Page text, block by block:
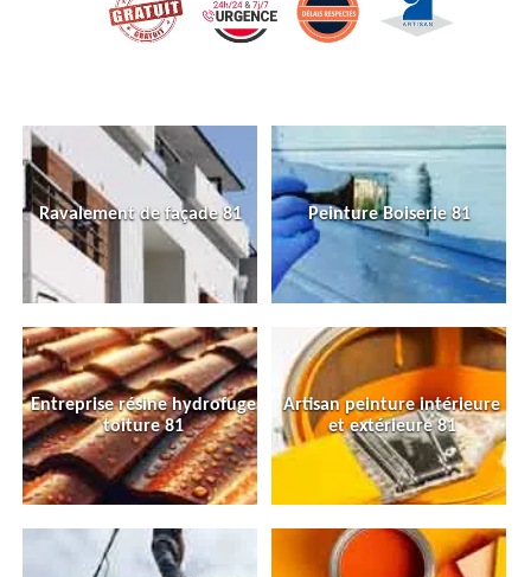
Ravalement de façade 81 Peinture Boiserie 81
Entreprise résine hydrofuge
toiture 81
Artisan peinture intérieure
et extérieure 81